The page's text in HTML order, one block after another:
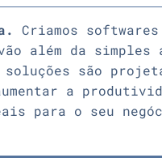
Criamos
além da simples
são
a
para o seu